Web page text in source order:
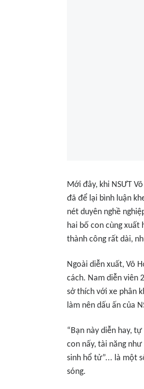
Mới đây, khi NSƯT
đã để lại bình luận
nét duyên nghề
hai bố con cùng xuất
thành công rất dài,
Ngoài diễn xuất, Võ
cách. Nam diễn viên
sở thích với xe phân
làm nên dấu ấn của
“Bạn này diễn hay,
con nấy, tài năng
sinh hổ tử”... là một
sóng.